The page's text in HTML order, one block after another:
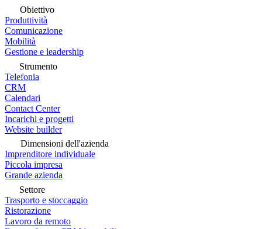
Obiettivo
Produttività
Comunicazione
Mobilità
Gestione e leadership
Strumento
Telefonia
CRM
Calendari
Contact Center
Incarichi e progetti
Website builder
Dimensioni dell'azienda
Imprenditore individuale
Piccola impresa
Grande azienda
Settore
Trasporto e stoccaggio
Ristorazione
Lavoro da remoto